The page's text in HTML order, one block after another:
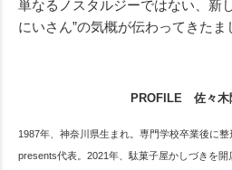
単なるノスタルジーではない、新
にいさん”の気概が伝わってきたま
PROFILE 佐々木
1987年、神奈川県生まれ。専門学校卒業後に
presents代表。2021年、駄菓子屋かしづきを開